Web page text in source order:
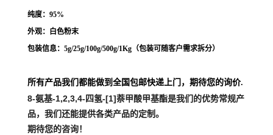
纯度：95%
外观：白色粉末
包装信息：5g/25g/100g/500g/1Kg（包装可随客户需求拆分）
所有产品我们都能做到全国包邮快递上门，期待您的询价.
8-氨基-1,2,3,4-四氢-[1]萘甲酸甲基酯是我们的优势常规产
品，我们还能提供各类产品的定制。
期待您的咨询！